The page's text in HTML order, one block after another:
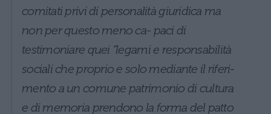
comitati privi di personalità giuridica ma
non per questo meno ca- paci di
testimoniare quei “legami e responsabilità
sociali che proprio e solo mediante il riferi-
mento a un comune patrimonio di cultura
e di memoria prendono la forma del patto